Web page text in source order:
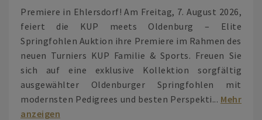
Premiere in Ehlersdorf! Am Freitag, 7. August 2026,
feiert die KUP meets Oldenburg – Elite
Springfohlen Auktion ihre Premiere im Rahmen des
neuen Turniers KUP Familie & Sports. Freuen Sie
sich auf eine exklusive Kollektion sorgfältig
ausgewählter Oldenburger Springfohlen mit
modernsten Pedigrees und besten Perspekti... Mehr
anzeigen